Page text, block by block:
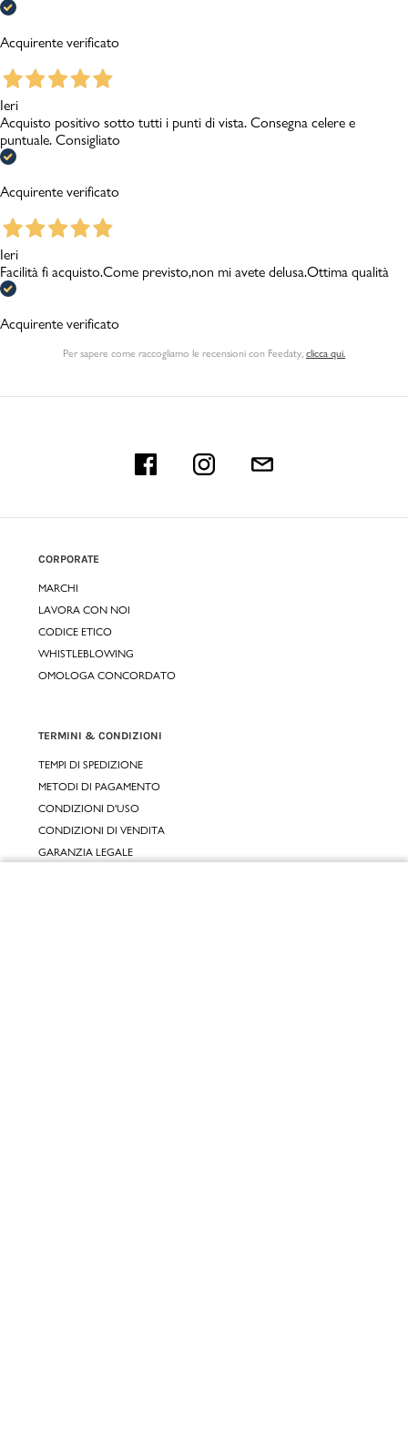
Acquirente verificato
Ieri
Acquisto positivo sotto tutti i punti di vista. Consegna celere e
puntuale. Consigliato
Acquirente verificato
Ieri
Facilità fi acquisto.Come previsto,non mi avete delusa.Ottima qualità
Acquirente verificato
Per sapere come raccogliamo le recensioni con Feedaty, clicca qui.
CORPORATE
MARCHI
LAVORA CON NOI
CODICE ETICO
WHISTLEBLOWING
OMOLOGA CONCORDATO
TERMINI & CONDIZIONI
TEMPI DI SPEDIZIONE
METODI DI PAGAMENTO
CONDIZIONI D'USO
CONDIZIONI DI VENDITA
GARANZIA LEGALE